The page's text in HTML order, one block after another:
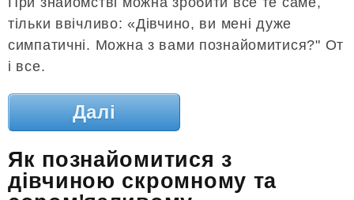
тільки ввічливо: «Дівчино, ви мені дуже
симпатичні. Можна з вами познайомитися?" От
і все.
Далі
Як познайомитися з
дівчиною скромному та